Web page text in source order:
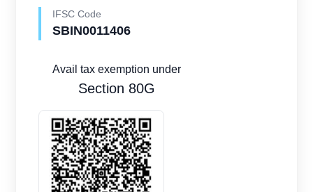
IFSC Code
SBIN0011406
Avail tax exemption under
Section 80G